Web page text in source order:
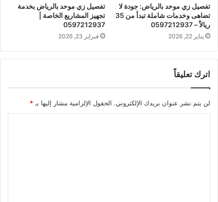
تفصيل زي موحد بالرياض: جودة لا
تضاهى وخدمات شاملة تبدأ من 35
ريالاً – 0597212937
يناير 22, 2026
تفصيل زي موحد بالرياض بخدمة
تجهيز المشاريع الخاصة |
0597212937
فبراير 23, 2026
اترك تعليقاً
لن يتم نشر عنوان بريدك الإلكتروني. الحقول الإلزامية مشار إليها بـ*